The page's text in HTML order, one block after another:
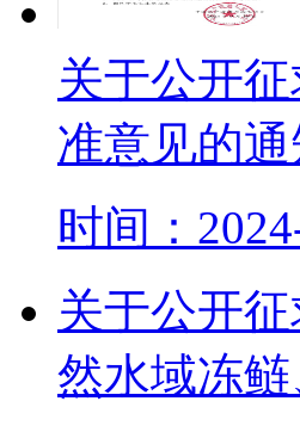
关于公开
准意见的通
时间：
关于公开
然水域冻